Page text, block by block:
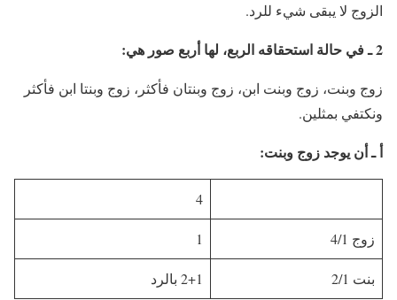
الزوج لا يبقى شيء للرد.
2 ـ في حالة استحقاقه الربع، لها أربع صور هي:
زوج وبنت، زوج وبنت ابن، زوج وبنتان فأكثر، زوج وبنتا ابن فأكثر
ونكتفي بمثلين.
أ ـ أن يوجد زوج وبنت:
4
زوج 4/1 1
بنت 2/1 2+1 بالرد